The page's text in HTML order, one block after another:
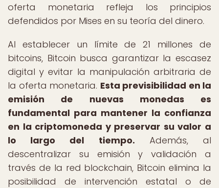
oferta monetaria refleja los principios
defendidos por Mises en su teoría del dinero.
Al establecer un límite de 21 millones de
bitcoins, Bitcoin busca garantizar la escasez
digital y evitar la manipulación arbitraria de
la oferta monetaria. Esta previsibilidad en la
emisión de nuevas monedas es
fundamental para mantener la confianza
en la criptomoneda y preservar su valor a
lo largo del tiempo. Además, al
descentralizar su emisión y validación a
través de la red blockchain, Bitcoin elimina la
posibilidad de intervención estatal o de